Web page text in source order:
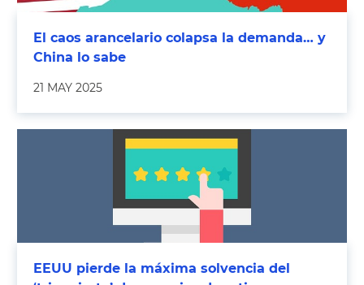
El caos arancelario colapsa la demanda… y
China lo sabe
21 MAY 2025
EEUU pierde la máxima solvencia del